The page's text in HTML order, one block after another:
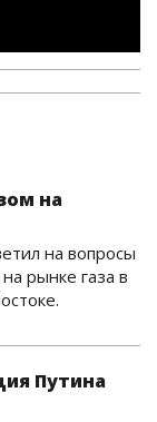
на
на вопросы
рынке газа в
Путина